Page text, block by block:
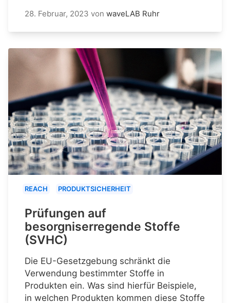
28. Februar, 2023 von waveLAB Ruhr
REACH PRODUKTSICHERHEIT
Prüfungen auf
besorgniserregende Stoffe
(SVHC)
Die EU-Gesetzgebung schränkt die
Verwendung bestimmter Stoffe in
Produkten ein. Was sind hierfür Beispiele,
in welchen Produkten kommen diese Stoffe